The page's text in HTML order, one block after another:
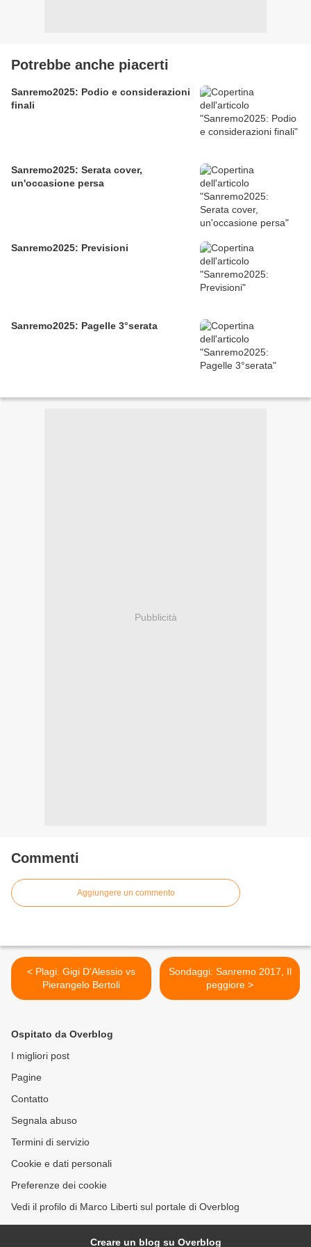
Potrebbe anche piacerti
Sanremo2025: Podio e considerazioni
finali
Sanremo2025: Serata cover,
un'occasione persa
Sanremo2025: Previsioni
Sanremo2025: Pagelle 3°serata
Pubblicità
Commenti
Aggiungere un commento
< Plagi: Gigi D'Alessio vs
Pierangelo Bertoli
Sondaggi: Sanremo 2017, Il
peggiore >
Ospitato da Overblog
I migliori post
Pagine
Contatto
Segnala abuso
Termini di servizio
Cookie e dati personali
Preferenze dei cookie
Vedi il profilo di Marco Liberti sul portale di Overblog
Creare un blog su Overblog